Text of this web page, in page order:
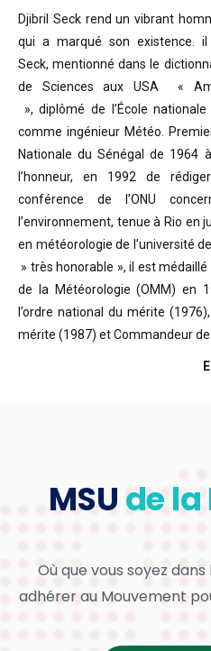
Djibril Seck rend un vibrant
qui a marqué son existence.
Seck,mentionné dans le
de Sciences aux USA «
», diplômé de l’École
comme ingénieur Météo.
Nationale du Sénégal de 1964
l’honneur, en 1992 de
conférence de l’ONU
l’environnement, tenue à Rio en
en météorologie de l’université
» très honorable », il est médaillé
de la Météorologie (OMM) en
l’ordre national du mérite
mérite (1987) et Commandeur de
MSU de
Où que vous soyez
adhérer au Mouvement